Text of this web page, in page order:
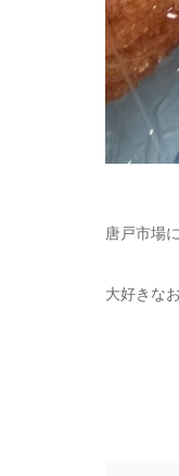
唐戸市場
大好きな